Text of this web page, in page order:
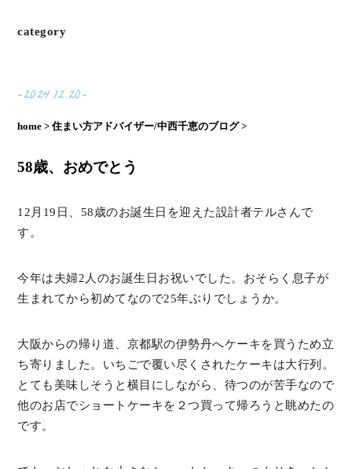
category
-2024.12.20-
home > 住まい方アドバイザー/中西千恵のブログ >
58歳、おめでとう
12月19日、58歳のお誕生日を迎えた設計者テルさんで
す。
今年は夫婦2人のお誕生日お祝いでした。おそらく息子が
生まれてから初めてなので25年ぶりでしょうか。
大阪からの帰り道、京都駅の伊勢丹へケーキを買うため立
ち寄りました。いちごで覆い尽くされたケーキは大行列。
とても美味しそうと横目にしながら、待つのが苦手なので
他のお店でショートケーキを２つ買って帰ろうと眺めたの
です。